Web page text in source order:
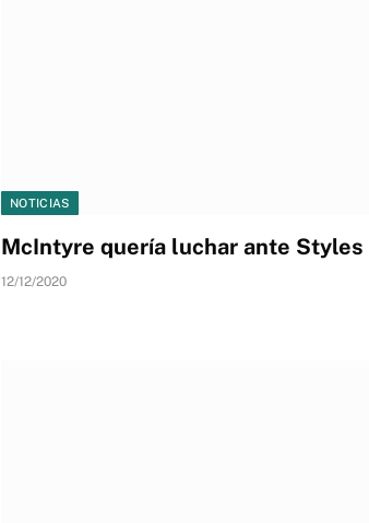
NOTICIAS
McIntyre quería luchar ante Styles
12/12/2020